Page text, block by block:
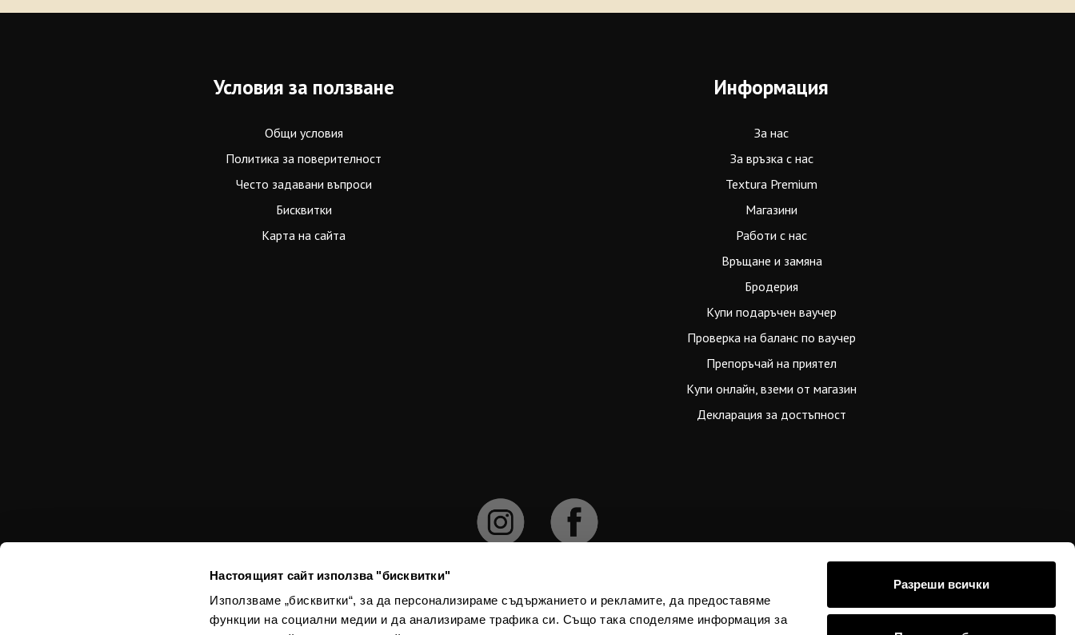
Настоящият сайт използва "бисквитки"
Използваме „бисквитки“, за да персонализираме съдържанието и рекламите, да предоставяме
функции на социални медии и да анализираме трафика си. Също така споделяме информация за
Разреши всички
Условия за ползване
Общи условия
Политика за поверителност
Често задавани въпроси
Бисквитки
Карта на сайта
Информация
За нас
За връзка с нас
Textura Premium
Магазини
Работи с нас
Връщане и замяна
Бродерия
Купи подаръчен ваучер
Проверка на баланс по ваучер
Препоръчай на приятел
Купи онлайн, вземи от магазин
Декларация за достъпност
Използваният в изчисленията официален курс е 1 € = 1.95583 лв. При конвертирането на стойностите в евро